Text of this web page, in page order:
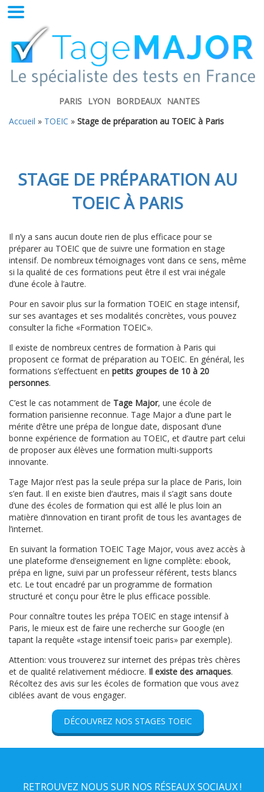
PARIS LYON BORDEAUX
NANTES
Accueil » TOEIC » Stage de préparation au TOEIC à Paris
STAGE DE PRÉPARATION AU
TOEIC À PARIS
Il n’y a sans aucun doute rien de plus efficace pour se
préparer au TOEIC que de suivre une formation en stage
intensif. De nombreux témoignages vont dans ce sens, même
si la qualité de ces formations peut être il est vrai inégale
d’une école à l’autre.
Pour en savoir plus sur la formation TOEIC en stage intensif,
sur ses avantages et ses modalités concrètes, vous pouvez
consulter la fiche «Formation TOEIC».
Il existe de nombreux centres de formation à Paris qui
proposent ce format de préparation au TOEIC. En général, les
formations s’effectuent en petits groupes de 10 à 20
personnes.
C’est le cas notamment de Tage Major, une école de
formation parisienne reconnue. Tage Major a d’une part le
mérite d’être une prépa de longue date, disposant d’une
bonne expérience de formation au TOEIC, et d’autre part celui
de proposer aux élèves une formation multi-supports
innovante.
Tage Major n’est pas la seule prépa sur la place de Paris, loin
s’en faut. Il en existe bien d‘autres, mais il s’agit sans doute
d’une des écoles de formation qui est allé le plus loin an
matière d’innovation en tirant profit de tous les avantages de
l’internet.
En suivant la formation TOEIC Tage Major, vous avez accès à
une plateforme d’enseignement en ligne complète: ebook,
prépa en ligne, suivi par un professeur référent, tests blancs
etc. Le tout encadré par un programme de formation
structuré et conçu pour être le plus efficace possible.
Pour connaître toutes les prépa TOEIC en stage intensif à
Paris, le mieux est de faire une recherche sur Google (en
tapant la requête «stage intensif toeic paris» par exemple).
Attention: vous trouverez sur internet des prépas très chères
et de qualité relativement médiocre. Il existe des arnaques.
Récoltez des avis sur les écoles de formation que vous avez
ciblées avant de vous engager.
DÉCOUVREZ NOS STAGES TOEIC
RETROUVEZ NOUS SUR NOS RÉSEAUX SOCIAUX !